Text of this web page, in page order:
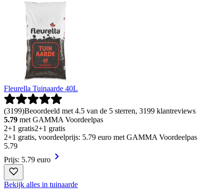
Fleurella Tuinaarde 40L
(3199)Beoordeeld met 4.5 van de 5 sterren, 3199 klantreviews
5.79 met GAMMA Voordeelpas
2+1 gratis2+1 gratis
2+1 gratis, voordeelprijs: 5.79 euro met GAMMA Voordeelpas
5.79
Prijs: 5.79 euro
Bekijk alles in tuinaarde